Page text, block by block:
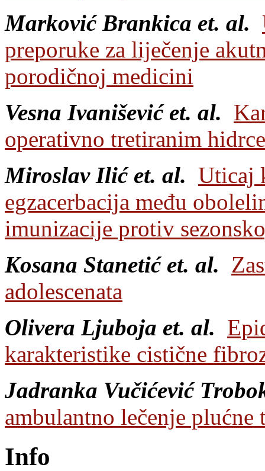
Marković Brankica et. al.
preporuke za liječenje
porodičnoj medicini
Vesna Ivanišević et. al.
operativno tretiranim
Miroslav Ilić et. al. Uticaj
egzacerbacija među
imunizacije protiv
Kosana Stanetić et. al.
adolescenata
Olivera Ljuboja et. al.
karakteristike cistične
Jadranka Vučićević
ambulantno lečenje
Info